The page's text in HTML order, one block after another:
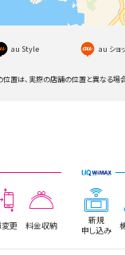
au Style au ショ
置は、実際の店舗の位置と異なる場合
更 料金収納
新規
申し込み